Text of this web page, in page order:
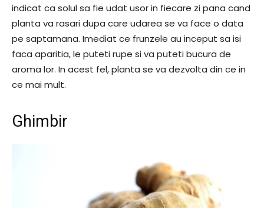
indicat ca solul sa fie udat usor in fiecare zi pana cand
planta va rasari dupa care udarea se va face o data
pe saptamana. Imediat ce frunzele au inceput sa isi
faca aparitia, le puteti rupe si va puteti bucura de
aroma lor. In acest fel, planta se va dezvolta din ce in
ce mai mult.
Ghimbir